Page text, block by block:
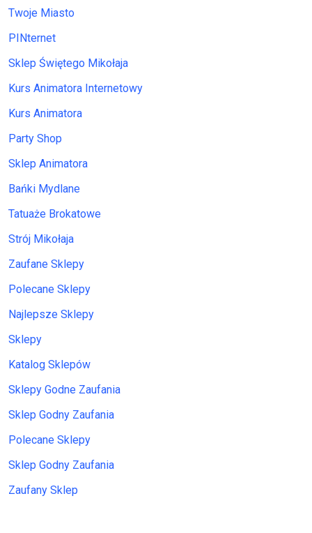
Twoje Miasto
PINternet
Sklep Świętego Mikołaja
Kurs Animatora Internetowy
Kurs Animatora
Party Shop
Sklep Animatora
Bańki Mydlane
Tatuaże Brokatowe
Strój Mikołaja
Zaufane Sklepy
Polecane Sklepy
Najlepsze Sklepy
Sklepy
Katalog Sklepów
Sklepy Godne Zaufania
Sklep Godny Zaufania
Polecane Sklepy
Sklep Godny Zaufania
Zaufany Sklep